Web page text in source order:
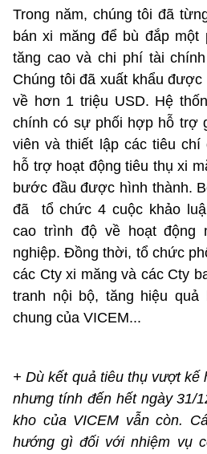
Trong năm, chúng tôi đã
bán xi măng để bù đắp một
tăng cao và chi phí tài
Chúng tôi đã xuất khẩu
về hơn 1 triệu USD. Hệ
chính có sự phối hợp hỗ trợ
viên và thiết lập các tiêu chí
hỗ trợ hoạt động tiêu thụ xi
bước đầu được hình thành.
đã tổ chức 4 cuộc khảo
cao trình độ về hoạt động
nghiệp. Đồng thời, tổ chức
các Cty xi măng và các Cty
tranh nội bộ, tăng hiệu
chung của VICEM...
+ Dù kết quả tiêu thụ vượt kế
nhưng tính đến hết ngày 31/
kho của VICEM vẫn còn.
hướng gì đối với nhiệm vụ